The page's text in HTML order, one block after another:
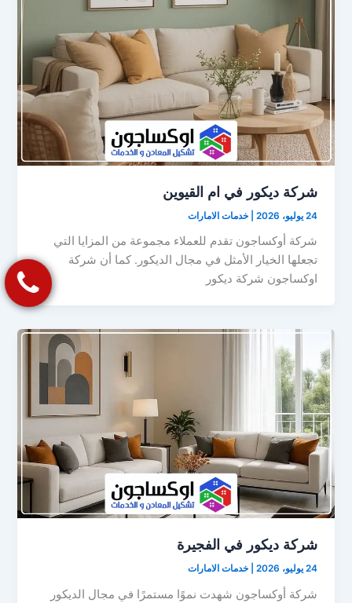
شركة ديكور في ام القيوين
24 يوليو، 2026 |خدمات الامارات
شركة أوكساجون تقدم للعملاء مجموعة من المزايا التي
تجعلها الخيار الأمثل في مجال الديكور. كما أن شركة
اوكساجون شركة ديكور
شركة ديكور في الفجيرة
24 يوليو، 2026 |خدمات الامارات
شركة أوكساجون شهدت نموًا مستمرًا في مجال الديكور